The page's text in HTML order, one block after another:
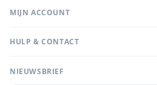
MIJN ACCOUNT
HULP & CONTACT
NIEUWSBRIEF